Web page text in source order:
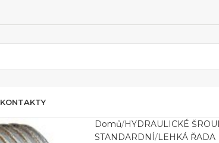
KONTAKTY
Domů HYDRAULICKÉ
STANDARDNÍ LEHKÁ ŘADA